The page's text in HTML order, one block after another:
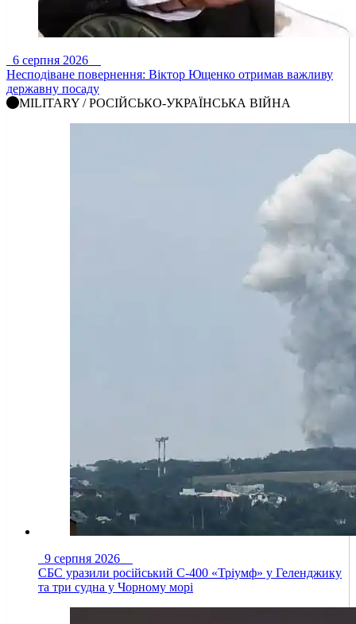
6 серпня 2026
Несподіване повернення: Віктор Ющенко отримав важливу
державну посаду
MILITARY / РОСІЙСЬКО-УКРАЇНСЬКА ВІЙНА
9 серпня 2026
СБС уразили російський С-400 «Тріумф» у Геленджику
та три судна у Чорному морі